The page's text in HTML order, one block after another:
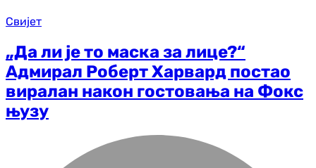
Свијет
„Да ли је то маска за лице?“
Адмирал Роберт Харвард постао
виралан након гостовања на Фокс
њузу